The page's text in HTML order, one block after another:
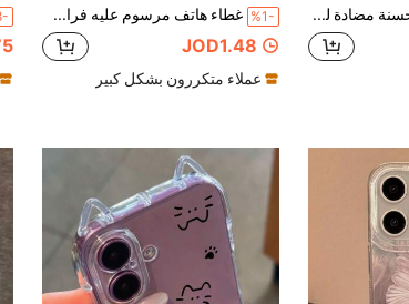
حافة جانبية محسنة مضادة للانزلاق بنسيج، تشمل حقيبة سفر وردية وحافظة هاتف واقية. متوافقة مع هاتف آبل 17 برو ماكس. تتميز بوظيفة مضادة للسقوط غير لامعة، وتصميم تغطية كاملة لعدسة 16 برو، وحافظة واقية فاخرة ل- 15 برو ماكس. %1- غطاء هاتف مرسوم عليه فراشة مع سلسلة فراشة، غطاء واقي جديد فاخر محفور بملمس ناعم سميك مضاد للسقوط متوافق مع آيفون 15، 14، XR/7/8، 15 برو ماكس، 13، 11، P12، XS، غطاء TPU ناعم بحافة مستقيمة ل- A12 4G، A13 4G، A51 4G، A14، 11 لايت، S23 ألترا، S24، A52، A33، A35، A05، A04
JOD1.48
عملاء متكررون بشكل كبير